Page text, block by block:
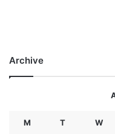
Archive
M T W